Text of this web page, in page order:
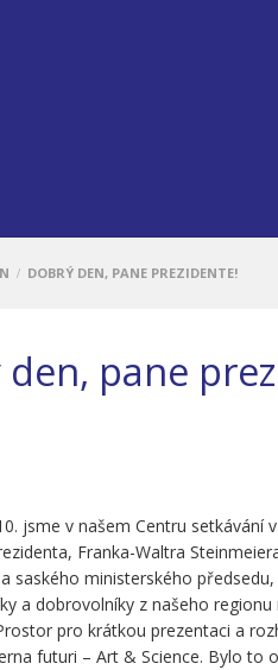
/ DOBRÝ DEN, PANE PREZIDENTE!
den, pane
jsme v našem Centru
Franka-Waltra
saského ministerského
a dobrovolníky z našeho
pro krátkou prezentaci a
futuri – Art & Science. Bylo to